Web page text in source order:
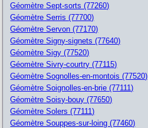
Géomètre Sept-sorts (77260)
Géomètre Serris (77700)
Géomètre Servon (77170)
Géomètre Signy-signets (77640)
Géomètre Sigy (77520)
Géomètre Sivry-courtry (77115)
Géomètre Sognolles-en-montois (77520)
Géomètre Soignolles-en-brie (77111)
Géomètre Soisy-bouy (77650)
Géomètre Solers (77111)
Géomètre Souppes-sur-loing (77460)